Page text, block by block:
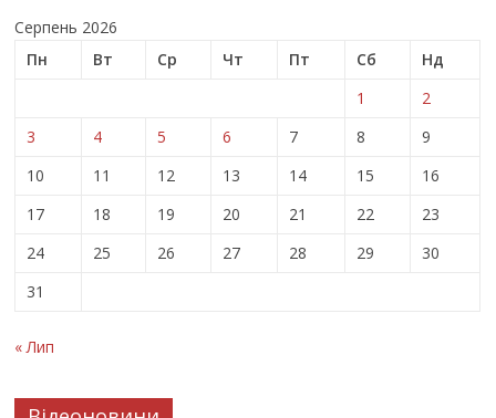
Серпень 2026
Пн
Вт Ср Чт Пт Сб
Нд
1
2
3
4 5 6 7 8
9
10
11 12 13 14 15
16
17
18 19 20 21 22
23
24
25 26 27 28 29
30
31
« Лип